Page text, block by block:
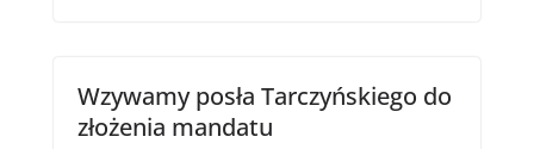
Wzywamy posła Tarczyńskiego do
złożenia mandatu